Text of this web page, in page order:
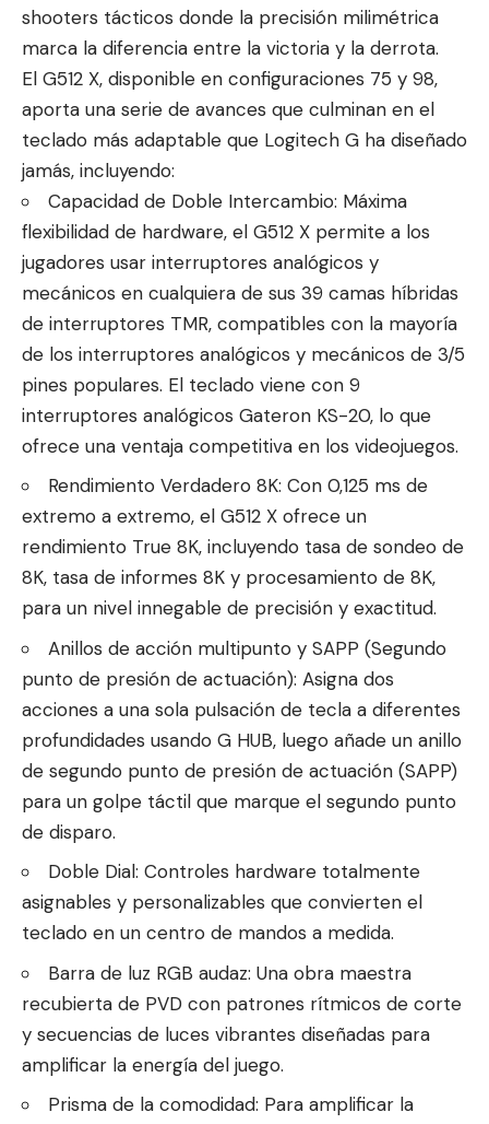
shooters tácticos donde la precisión milimétrica
marca la diferencia entre la victoria y la derrota.
El G512 X, disponible en configuraciones 75 y 98,
aporta una serie de avances que culminan en el
teclado más adaptable que Logitech G ha diseñado
jamás, incluyendo:
Capacidad de Doble Intercambio: Máxima
flexibilidad de hardware, el G512 X permite a los
jugadores usar interruptores analógicos y
mecánicos en cualquiera de sus 39 camas híbridas
de interruptores TMR, compatibles con la mayoría
de los interruptores analógicos y mecánicos de 3/5
pines populares. El teclado viene con 9
interruptores analógicos Gateron KS-20, lo que
ofrece una ventaja competitiva en los videojuegos.
Rendimiento Verdadero 8K: Con 0,125 ms de
extremo a extremo, el G512 X ofrece un
rendimiento True 8K, incluyendo tasa de sondeo de
8K, tasa de informes 8K y procesamiento de 8K,
para un nivel innegable de precisión y exactitud.
Anillos de acción multipunto y SAPP (Segundo
punto de presión de actuación): Asigna dos
acciones a una sola pulsación de tecla a diferentes
profundidades usando G HUB, luego añade un anillo
de segundo punto de presión de actuación (SAPP)
para un golpe táctil que marque el segundo punto
de disparo.
Doble Dial: Controles hardware totalmente
asignables y personalizables que convierten el
teclado en un centro de mandos a medida.
Barra de luz RGB audaz: Una obra maestra
recubierta de PVD con patrones rítmicos de corte
y secuencias de luces vibrantes diseñadas para
amplificar la energía del juego.
Prisma de la comodidad: Para amplificar la